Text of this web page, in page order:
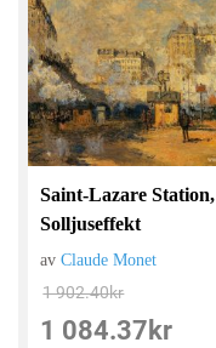
Saint-Lazare Station,
Solljuseffekt
avClaude Monet
1 902.40kr
1 084.37 kr